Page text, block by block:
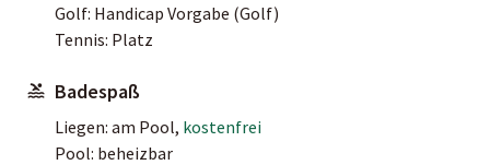
Golf: Handicap Vorgabe (Golf)
Tennis: Platz
Badespaß
Liegen: am Pool, kostenfrei
Pool: beheizbar